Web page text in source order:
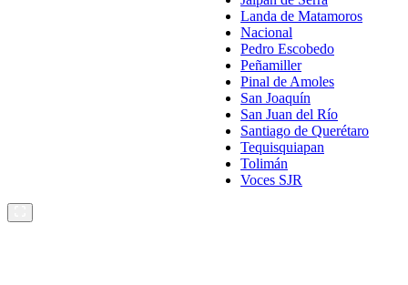
Landa de Matamoros
Nacional
Pedro Escobedo
Peñamiller
Pinal de Amoles
San Joaquín
San Juan del Río
Santiago de Querétaro
Tequisquiapan
Tolimán
Voces SJR